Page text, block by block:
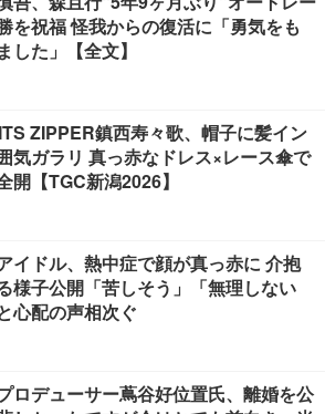
を祝福 怪我からの復活に「勇気をも
した」【全文】
ZIPPER鎮西寿々歌、帽子に髪イン
気ガラリ 真っ赤なドレス×レース傘で
開【TGC新潟2026】
イドル、熱中症で顔が真っ赤に 介抱
様子公開「苦しそう」「無理しない
心配の声相次ぐ
ロデューサー蔦谷好位置氏、離婚を公